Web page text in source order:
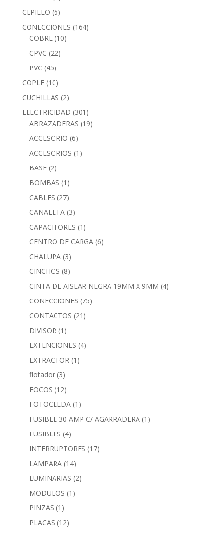
CEPILLO (6)
CONECCIONES (164)
COBRE (10)
CPVC (22)
PVC (45)
COPLE (10)
CUCHILLAS (2)
ELECTRICIDAD (301)
ABRAZADERAS (19)
ACCESORIO (6)
ACCESORIOS (1)
BASE (2)
BOMBAS (1)
CABLES (27)
CANALETA (3)
CAPACITORES (1)
CENTRO DE CARGA (6)
CHALUPA (3)
CINCHOS (8)
CINTA DE AISLAR NEGRA 19MM X 9MM (4)
CONECCIONES (75)
CONTACTOS (21)
DIVISOR (1)
EXTENCIONES (4)
EXTRACTOR (1)
flotador (3)
FOCOS (12)
FOTOCELDA (1)
FUSIBLE 30 AMP C/ AGARRADERA (1)
FUSIBLES (4)
INTERRUPTORES (17)
LAMPARA (14)
LUMINARIAS (2)
MODULOS (1)
PINZAS (1)
PLACAS (12)